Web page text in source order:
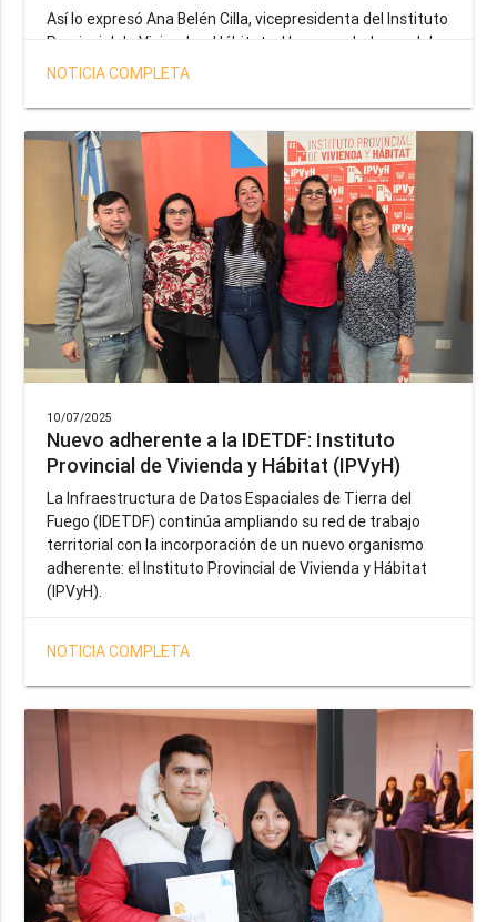
Así lo expresó Ana Belén Cilla, vicepresidenta del Instituto
Provincial de Vivienda y Hábitat, al hacer un balance del
trabajo del organismo en el marco de la operatoria
salud y seguridad impulsada por el gobernador Gustavo
Melella.
NOTICIA COMPLETA
10/07/2025
Nuevo adherente a la IDETDF: Instituto
Provincial de Vivienda y Hábitat (IPVyH)
La Infraestructura de Datos Espaciales de Tierra del
Fuego (IDETDF) continúa ampliando su red de trabajo
territorial con la incorporación de un nuevo organismo
adherente: el Instituto Provincial de Vivienda y Hábitat
(IPVyH).
NOTICIA COMPLETA